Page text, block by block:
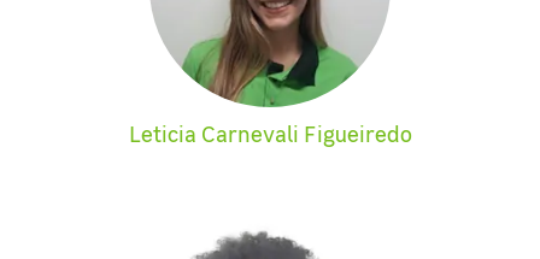
Leticia Carnevali Figueiredo